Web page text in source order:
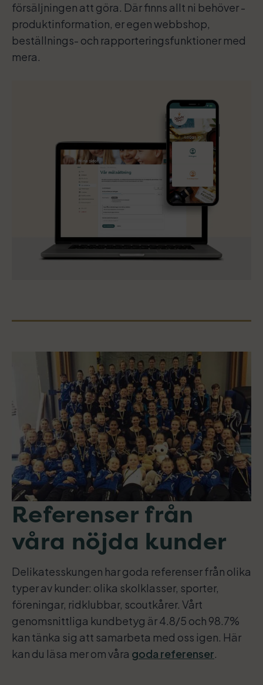
försäljningen att göra. Där finns allt ni behöver -
produktinformation, er egen webbshop,
beställnings- och rapporteringsfunktioner med
mera.
Referenser från
våra nöjda kunder
Delikatesskungen har goda referenser från olika
typer av kunder: olika skolklasser, sporter,
föreningar, ridklubbar, scoutkårer. Vårt
genomsnittliga kundbetyg är 4.8/5 och 98.7%
kan tänka sig att samarbeta med oss igen. Här
kan du läsa mer om våra goda referenser.